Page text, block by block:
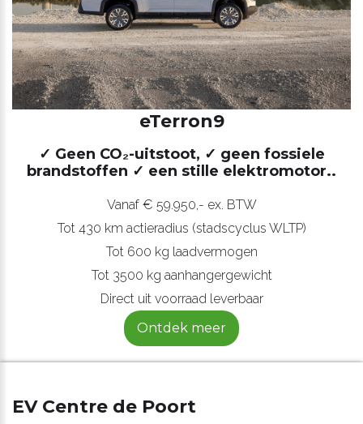
eTerron9
✓ Geen CO₂-uitstoot, ✓ geen fossiele
brandstoffen ✓ een stille elektromotor..
Vanaf € 59.950,- ex. BTW
Tot 430 km actieradius (stadscyclus WLTP)
Tot 600 kg laadvermogen
Tot 3500 kg aanhangergewicht
Direct uit voorraad leverbaar
Ontdek meer
EV Centre de Poort